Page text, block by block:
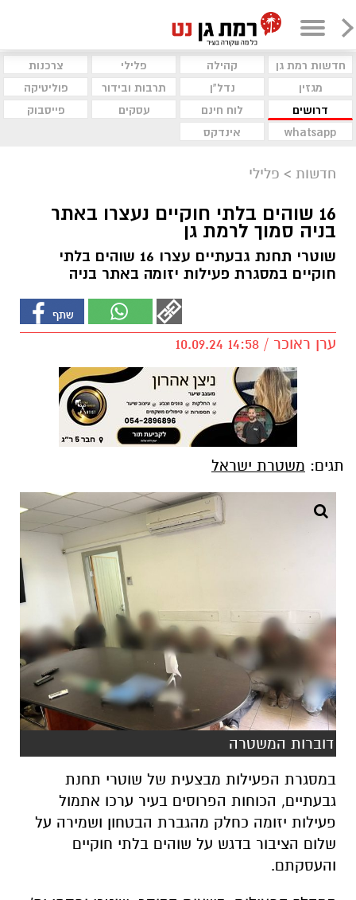
חדשות רמת גן קהילה פלילי
צרכנות
מגזין
נדל"ן תרבות ובידור
פוליטיקה
דרושים
לוח חינם עסקים
פייסבוק
whatsapp
אינדקס
חדשות > פלילי
16 שוהים בלתי חוקיים נעצרו באתר
בניה סמוך לרמת גן
שוטרי תחנת גבעתיים עצרו 16 שוהים בלתי
חוקיים במסגרת פעילות יזומה באתר בניה
ערן ראוכר / 14:58 10.09.24
תגים: משטרת ישראל
דוברות המשטרה
במסגרת הפעילות מבצעית של שוטרי תחנת
גבעתיים, הכוחות הפרוסים בעיר ערכו אתמול
פעילות יזומה כחלק מהגברת הבטחון ושמירה על
שלום הציבור בדגש על שוהים בלתי חוקיים
והעסקתם.